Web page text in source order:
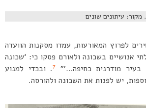
לפרוץ המאורעות, עמדו מסקנות הוועדה
אנושיים בשכונה ולאורם פסקו כי: ‘שכונה
בעיר מודרנית כחיפה…'”
7. ובכדי למנוע
יש לפנות את השכונה ולהורסה.